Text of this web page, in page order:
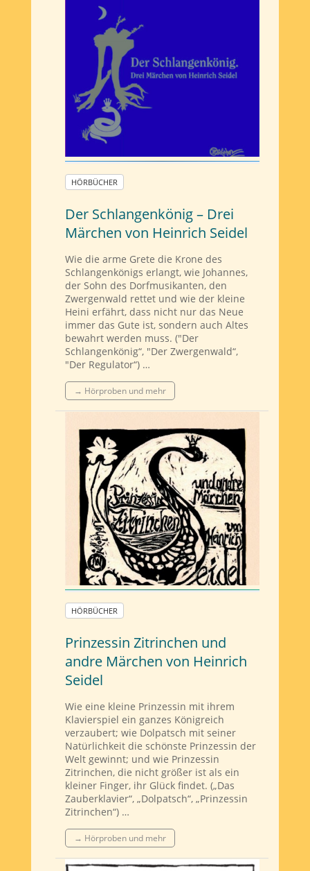
HÖRBÜCHER
Der Schlangenkönig – Drei
Märchen von Heinrich Seidel
Wie die arme Grete die Krone des
Schlangenkönigs erlangt, wie Johannes,
der Sohn des Dorfmusikanten, den
Zwergenwald rettet und wie der kleine
Heini erfährt, dass nicht nur das Neue
immer das Gute ist, sondern auch Altes
bewahrt werden muss. ("Der
Schlangenkönig“, "Der Zwergenwald“,
"Der Regulator“) …
→ Hörproben und mehr
HÖRBÜCHER
Prinzessin Zitrinchen und
andre Märchen von Heinrich
Seidel
Wie eine kleine Prinzessin mit ihrem
Klavierspiel ein ganzes Königreich
verzaubert; wie Dolpatsch mit seiner
Natürlichkeit die schönste Prinzessin der
Welt gewinnt; und wie Prinzessin
Zitrinchen, die nicht größer ist als ein
kleiner Finger, ihr Glück findet. („Das
Zauberklavier“, „Dolpatsch“, „Prinzessin
Zitrinchen“) …
→ Hörproben und mehr